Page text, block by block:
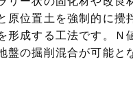
原位置土を強制的に攪
形成する工法です。Ｎ
盤の掘削混合が可能と